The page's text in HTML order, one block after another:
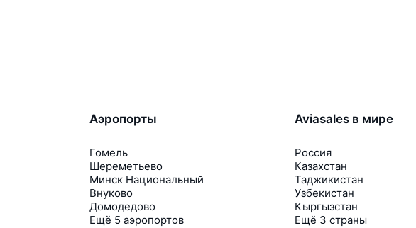
Аэропорты
Гомель
Шереметьево
Минск Национальный
Внуково
Домодедово
Ещё 5 аэропортов
Aviasales в мире
Россия
Казахстан
Таджикистан
Узбекистан
Кыргызстан
Ещё 3 страны